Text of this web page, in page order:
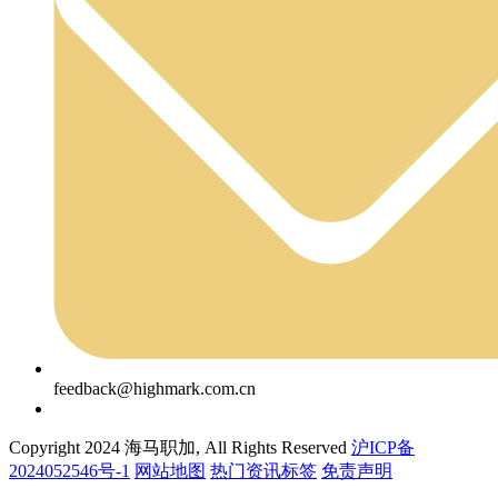
feedback@highmark.com.cn
Copyright 2024 海马职加, All Rights Reserved 沪ICP备
2024052546号-1 网站地图 热门资讯标签 免责声明